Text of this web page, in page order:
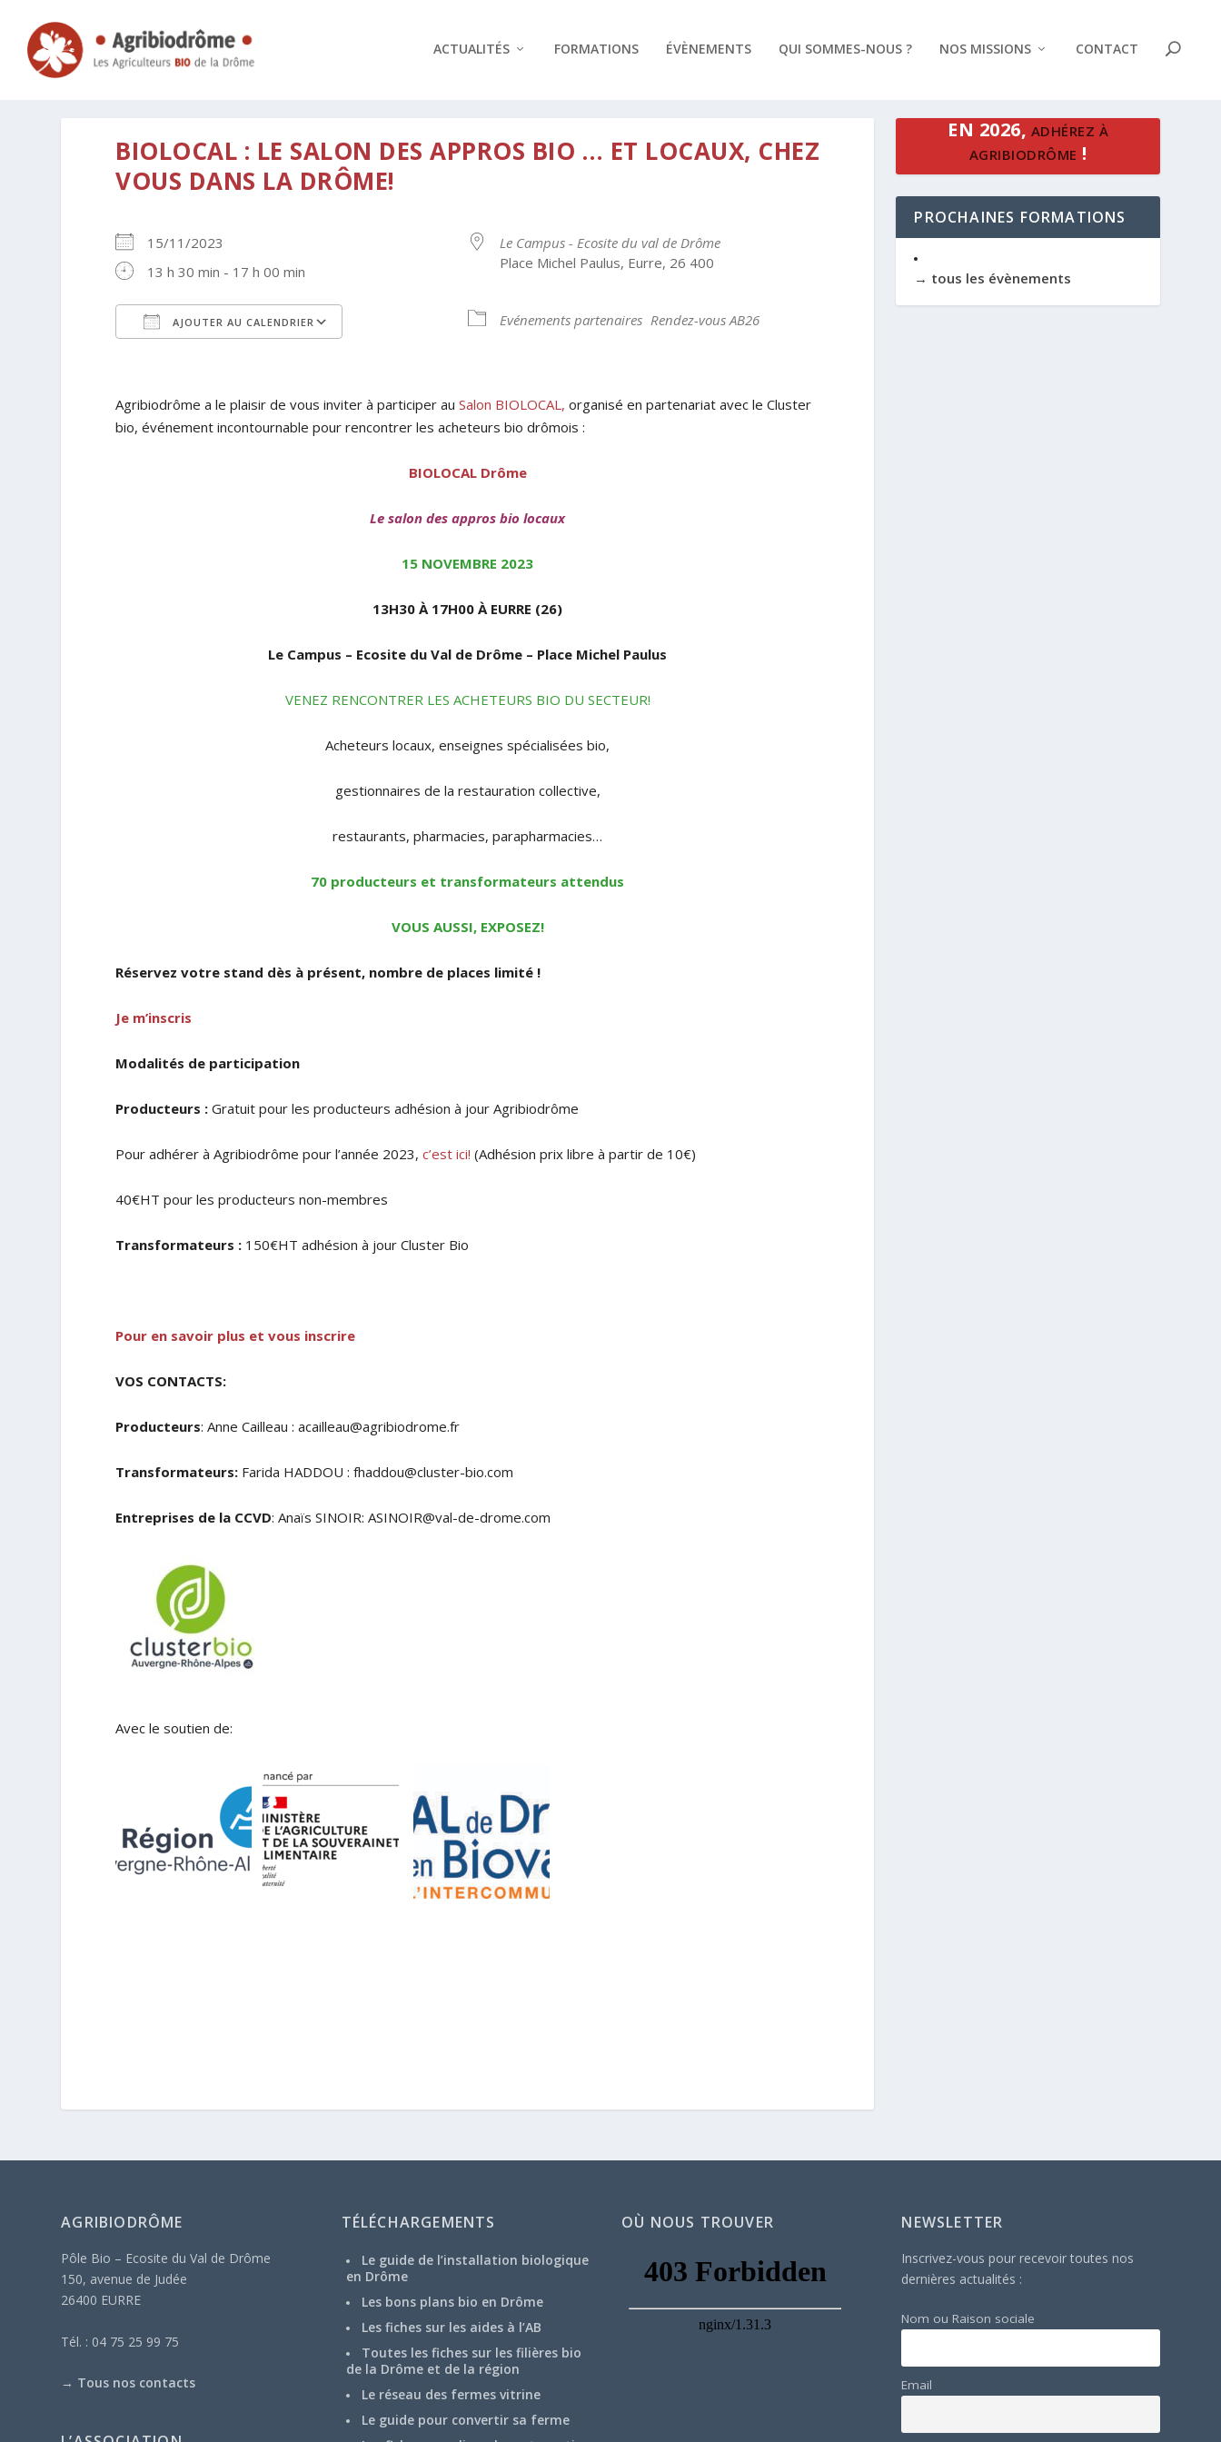
ACTUALITÉS FORMATIONS ÉVÈNEMENTS QUI SOMMES-NOUS ? NOS MISSIONS CONTACT
BIOLOCAL : LE SALON DES APPROS BIO … ET LOCAUX, CHEZ
VOUS DANS LA DRÔME!
15/11/2023
13 h 30 min - 17 h 00 min
AJOUTER AU CALENDRIER
Le Campus - Ecosite du val de Drôme
Place Michel Paulus, Eurre, 26 400
Evénements partenaires Rendez-vous AB26
Agribiodrôme a le plaisir de vous inviter à participer auSalon BIOLOCAL, organisé en partenariat avec le Cluster
bio, événement incontournable pour rencontrer les acheteurs bio drômois :
BIOLOCAL Drôme
Le salon des appros bio locaux
15 NOVEMBRE 2023
13H30 À 17H00 À EURRE (26)
Le Campus – Ecosite du Val de Drôme – Place Michel Paulus
VENEZ RENCONTRER LES ACHETEURS BIO DU SECTEUR!
Acheteurs locaux, enseignes spécialisées bio,
gestionnaires de la restauration collective,
restaurants, pharmacies, parapharmacies…
70 producteurs et transformateurs attendus
VOUS AUSSI, EXPOSEZ!
Réservez votre stand dès à présent, nombre de places limité !
Je m’inscris
Modalités de participation
Producteurs :Gratuit pour les producteurs adhésion à jour Agribiodrôme
Pour adhérer à Agribiodrôme pour l’année 2023,c’est ici! (Adhésion prix libre à partir de 10€)
40€HT pour les producteurs non-membres
Transformateurs : 150€HT adhésion à jour Cluster Bio
Pour en savoir plus et vous inscrire
VOS CONTACTS:
Producteurs: Anne Cailleau : acailleau@agribiodrome.fr
Transformateurs: Farida HADDOU : fhaddou@cluster-bio.com
Entreprises de la CCVD: Anaïs SINOIR: ASINOIR@val-de-drome.com
Avec le soutien de:
EN 2026, ADHÉREZ À
AGRIBIODRÔME !
PROCHAINES FORMATIONS
→ tous les évènements
AGRIBIODRÔME
Pôle Bio – Ecosite du Val de Drôme
150, avenue de Judée
26400 EURRE
Tél. : 04 75 25 99 75
→ Tous nos contacts
TÉLÉCHARGEMENTS
Le guide de l’installation biologique
en Drôme
Les bons plans bio en Drôme
Les fiches sur les aides à l’AB
Toutes les fiches sur les filières bio
de la Drôme et de la région
Le réseau des fermes vitrine
Le guide pour convertir sa ferme
OÙ NOUS TROUVER NEWSLETTER
Inscrivez-vous pour recevoir toutes nos
dernières actualités :
Nom ou Raison sociale
Email